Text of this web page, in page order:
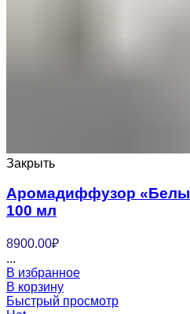
Закрыть
Аромадиффузор
100 мл
8900.00₽
...
В избранное
В корзину
Быстрый просмотр